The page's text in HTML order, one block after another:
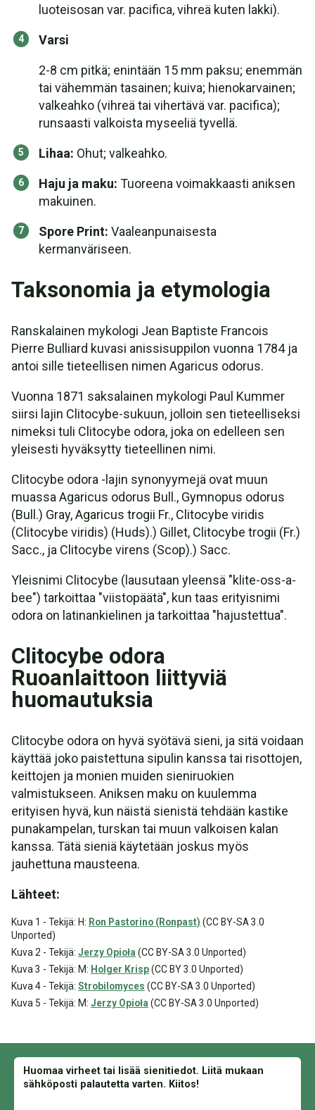
luoteisosan var. pacifica, vihreä kuten lakki).
Varsi
2-8 cm pitkä; enintään 15 mm paksu; enemmän
tai vähemmän tasainen; kuiva; hienokarvainen;
valkeahko (vihreä tai vihertävä var. pacifica);
runsaasti valkoista myseeliä tyvellä.
Lihaa: Ohut; valkeahko.
Haju ja maku: Tuoreena voimakkaasti aniksen
makuinen.
Spore Print: Vaaleanpunaisesta
kermanväriseen.
Taksonomia ja etymologia
Ranskalainen mykologi Jean Baptiste Francois
Pierre Bulliard kuvasi anissisuppilon vuonna 1784 ja
antoi sille tieteellisen nimen Agaricus odorus.
Vuonna 1871 saksalainen mykologi Paul Kummer
siirsi lajin Clitocybe-sukuun, jolloin sen tieteelliseksi
nimeksi tuli Clitocybe odora, joka on edelleen sen
yleisesti hyväksytty tieteellinen nimi.
Clitocybe odora -lajin synonyymejä ovat muun
muassa Agaricus odorus Bull., Gymnopus odorus
(Bull.) Gray, Agaricus trogii Fr., Clitocybe viridis
(Clitocybe viridis) (Huds).) Gillet, Clitocybe trogii (Fr.)
Sacc., ja Clitocybe virens (Scop).) Sacc.
Yleisnimi Clitocybe (lausutaan yleensä "klite-oss-a-
bee") tarkoittaa "viistopäätä", kun taas erityisnimi
odora on latinankielinen ja tarkoittaa "hajustettua".
Clitocybe odora
Ruoanlaittoon liittyviä
huomautuksia
Clitocybe odora on hyvä syötävä sieni, ja sitä voidaan
käyttää joko paistettuna sipulin kanssa tai risottojen,
keittojen ja monien muiden sieniruokien
valmistukseen. Aniksen maku on kuulemma
erityisen hyvä, kun näistä sienistä tehdään kastike
punakampelan, turskan tai muun valkoisen kalan
kanssa. Tätä sieniä käytetään joskus myös
jauhettuna mausteena.
Lähteet:
Kuva 1 - Tekijä: H: Ron Pastorino (Ronpast) (CC BY-SA 3.0
Unported)
Kuva 2 - Tekijä: Jerzy Opioła (CC BY-SA 3.0 Unported)
Kuva 3 - Tekijä: M: Holger Krisp(CC BY 3.0 Unported)
Kuva 4 - Tekijä: Strobilomyces (CC BY-SA 3.0 Unported)
Kuva 5 - Tekijä: M: Jerzy Opioła (CC BY-SA 3.0 Unported)